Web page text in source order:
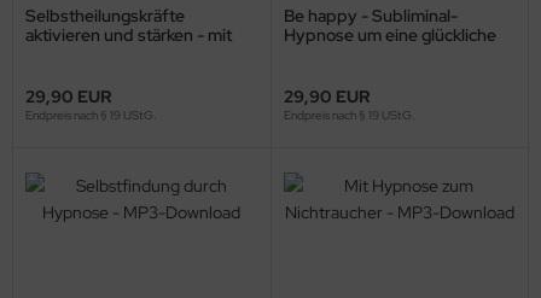
Selbstheilungskräfte
aktivieren und stärken - mit
29,90 EUR
Endpreis nach § 19 UStG.
Be happy - Subliminal-
Hypnose um eine glückliche
29,90 EUR
Endpreis nach § 19 UStG.